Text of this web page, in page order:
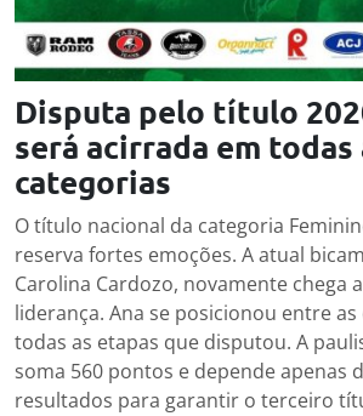
Disputa pelo título
será acirrada em todas
categorias
O título nacional da categoria
reserva fortes emoções. A atual
Carolina Cardozo, novamente chega
liderança. Ana se posicionou entre
todas as etapas que disputou. A
soma 560 pontos e depende apenas
resultados para garantir o terceiro